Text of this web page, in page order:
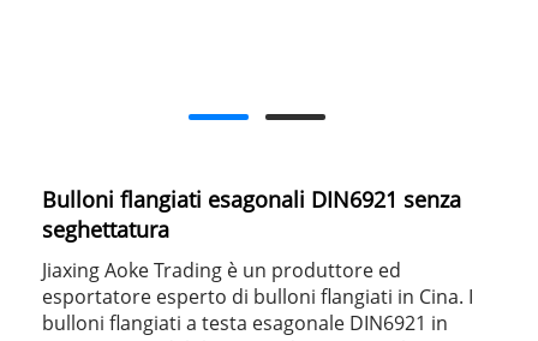
Bulloni flangiati esagonali DIN6921 senza
seghettatura
Jiaxing Aoke Trading è un produttore ed
esportatore esperto di bulloni flangiati in Cina. I
bulloni flangiati a testa esagonale DIN6921 in